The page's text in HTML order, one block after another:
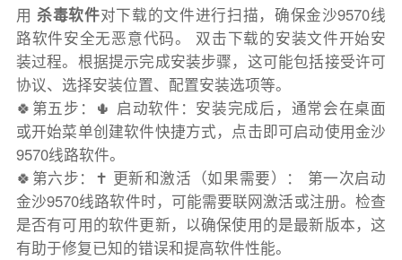
用杀毒软件对下载的文件进行扫描，确保金沙9570线
路软件安全无恶意代码。 双击下载的安装文件开始安
装过程。根据提示完成安装步骤，这可能包括接受许可
协议、选择安装位置、配置安装选项等。
🍀第五步：🌵 启动软件：安装完成后，通常会在桌面
或开始菜单创建软件快捷方式，点击即可启动使用金沙
9570线路软件。
🍀第六步：✝️ 更新和激活（如果需要）： 第一次启动
金沙9570线路软件时，可能需要联网激活或注册。检查
是否有可用的软件更新，以确保使用的是最新版本，这
有助于修复已知的错误和提高软件性能。